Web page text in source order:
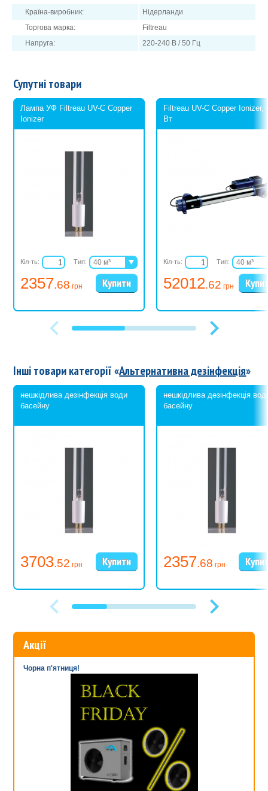
Норма вмісту міді у воді 0,4 - 0,7 ppm.
Країна-виробник:
Нідерланди
Торгова марка:
Filtreau
Напруга:
220-240 В / 50 Гц
Супутні товари
Лампа УФ Filtreau UV-C Copper
Ionizer
2357.68 грн
Кіл-ть: Тип:
40 м³
80 м³
Filtreau UV-C Copper Ionizer,
Вт
52012.62 грн
Кіл-ть: Тип:
40 м³
80 м³
Інші товари категорії «Альтернативна дезінфекція»
нешкідлива дезінфекція води
басейну
3703.52 грн
нешкідлива дезінфекція
басейну
2357.68 грн
Акції
Чорна п'ятниця!